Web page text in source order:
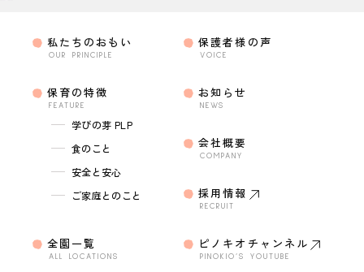
私たちのおもい
OUR PRINCIPLE
保育の特徴
FEATURE
学びの芽 PLP
食のこと
安全と安心
ご家庭とのこと
全園一覧
ALL LOCATIONS
保護者様の声
VOICE
お知らせ
NEWS
会社概要
COMPANY
採用情報
RECRUIT
ピノキオチャンネル
PINOKIO’S YOUTUBE